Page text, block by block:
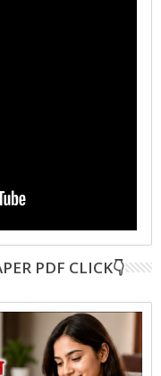
PDF CLICK👇